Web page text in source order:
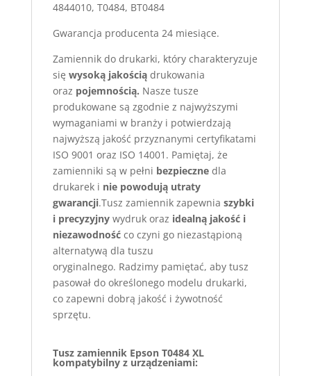
4844010, T0484, BT0484
Gwarancja producenta 24 miesiące.
Zamiennik do drukarki, który charakteryzuje
się wysoką jakościądrukowania
oraz pojemnością. Nasze tusze
produkowane są zgodnie z najwyższymi
wymaganiami w branży i potwierdzają
najwyższą jakość przyznanymi certyfikatami
ISO 9001 oraz ISO 14001. Pamiętaj, że
zamienniki są w pełni bezpiecznedla
drukarek i nie powodują utraty
gwarancji.Tusz zamiennik zapewnia szybki
i precyzyjnywydruk oraz idealną jakość i
niezawodnośćco czyni go niezastąpioną
alternatywą dla tuszu
oryginalnego. Radzimy pamiętać, aby tusz
pasował do określonego modelu drukarki,
co zapewni dobrą jakość i żywotność
sprzętu.
Tusz zamiennik Epson T0484 XL
kompatybilny z urządzeniami: